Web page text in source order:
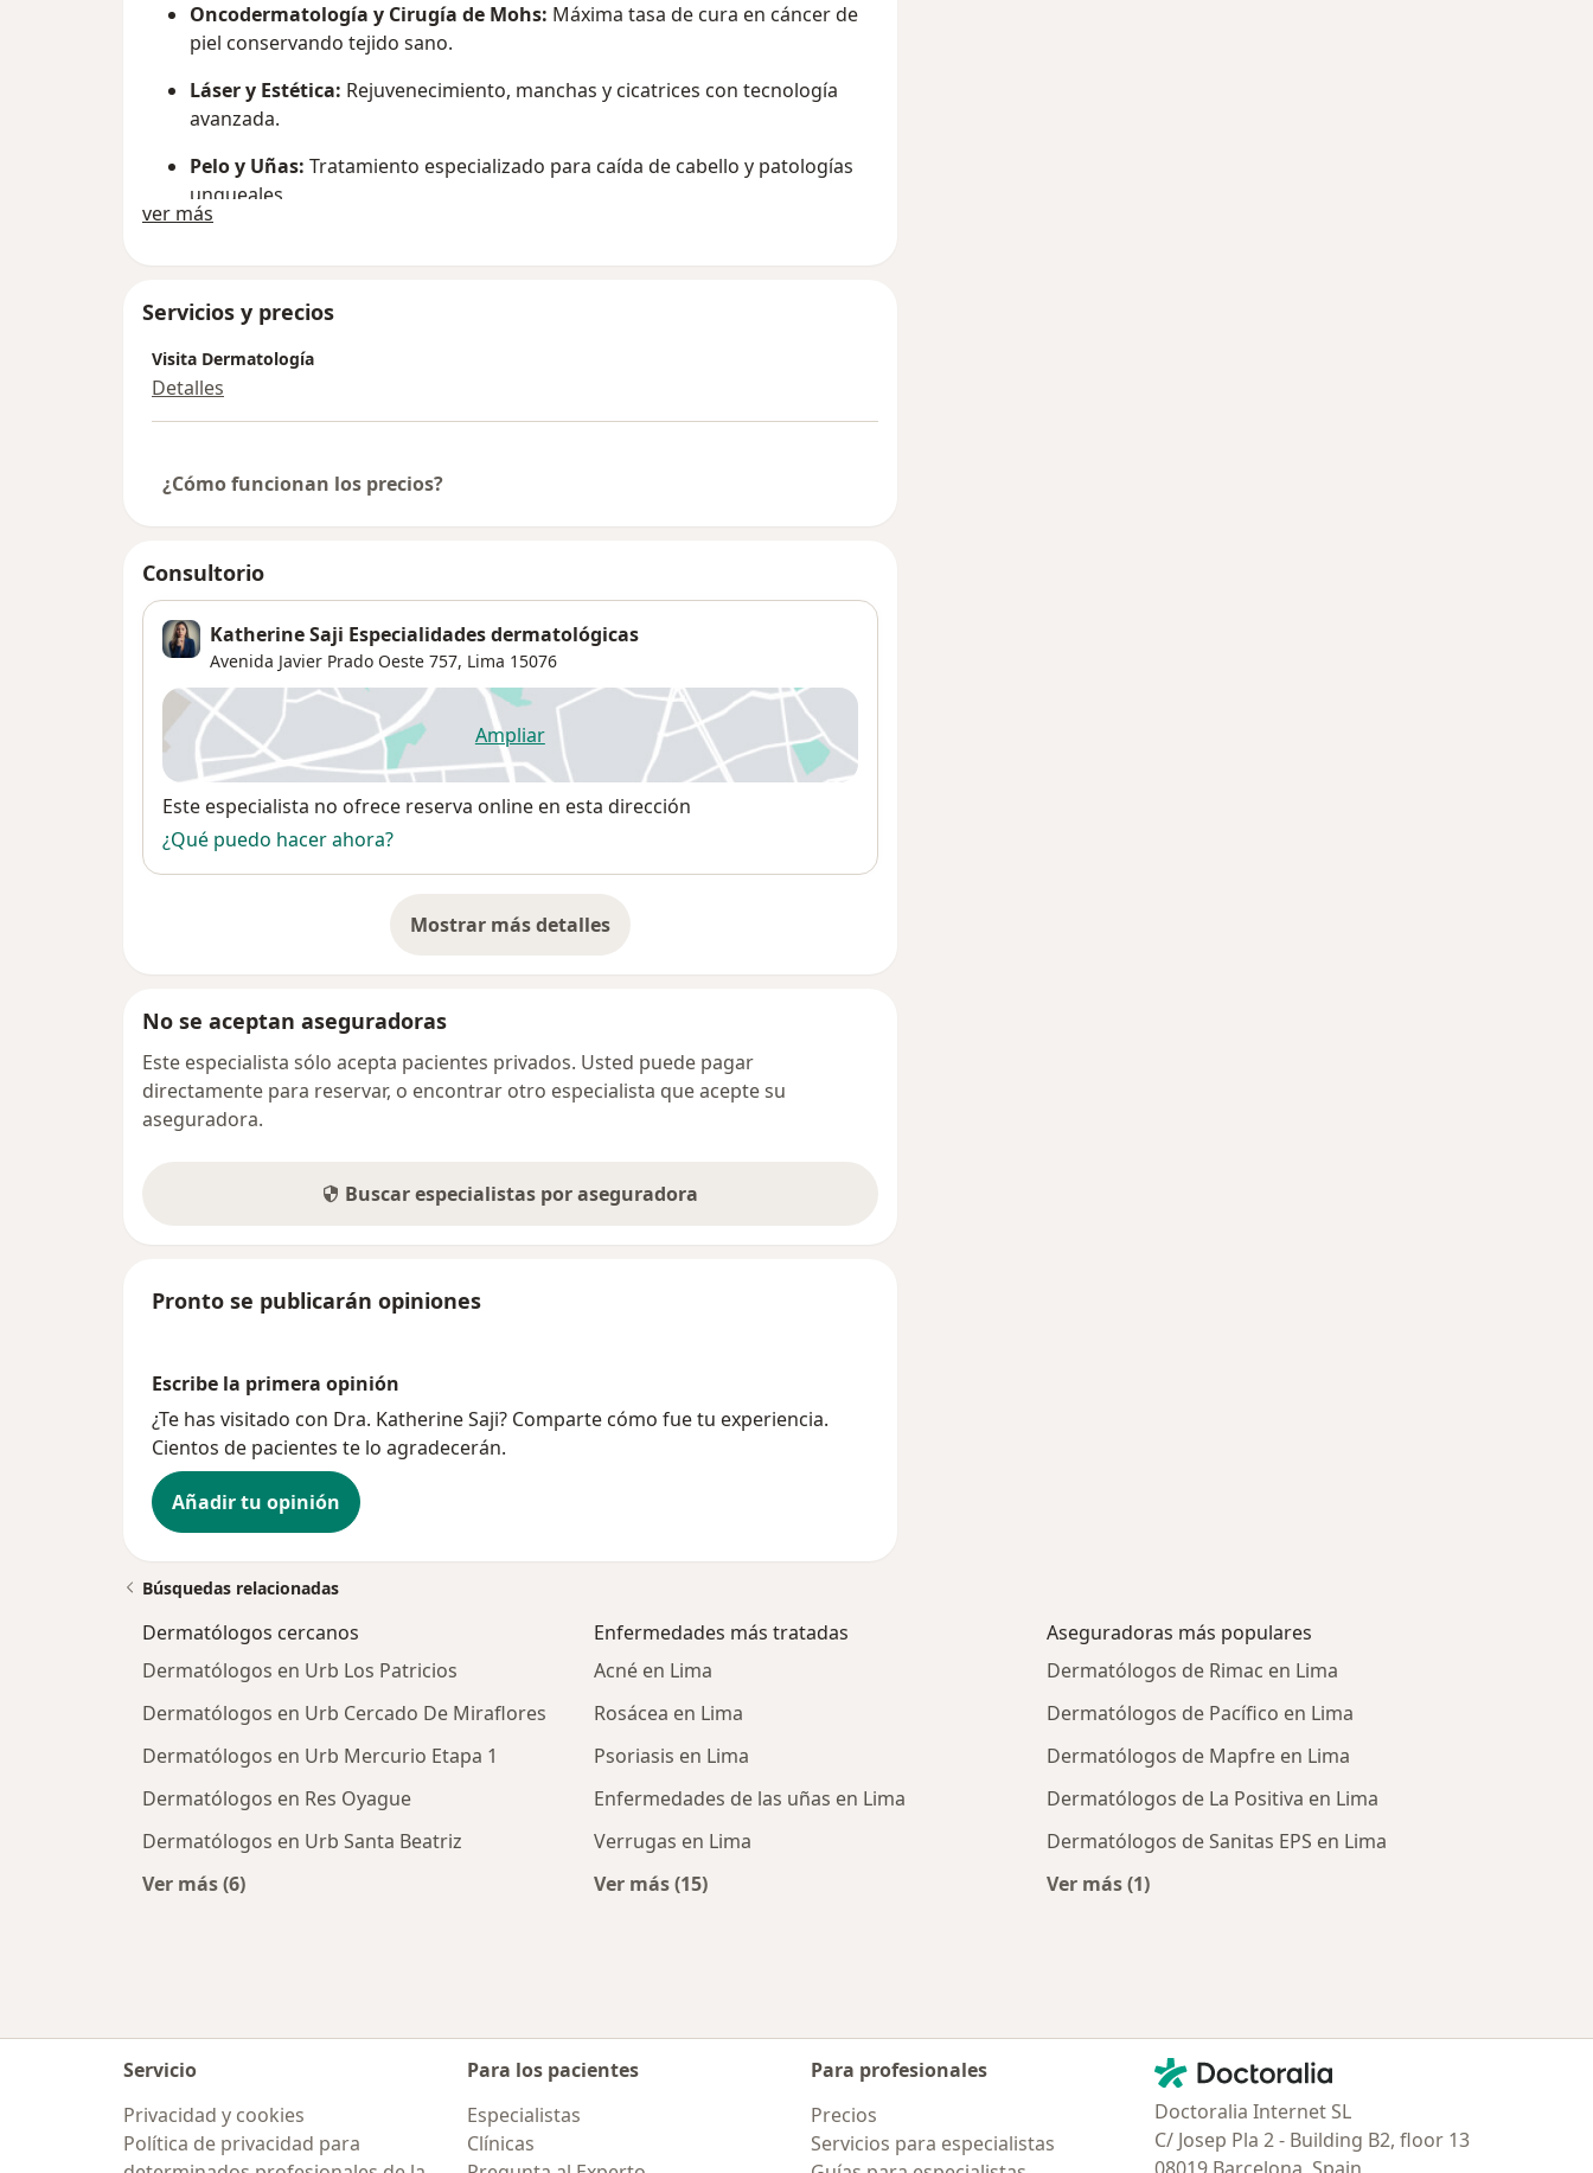
Oncodermatología y Cirugía de Mohs: Máxima tasa de cura en cáncer de
piel conservando tejido sano.
Láser y Estética: Rejuvenecimiento, manchas y cicatrices con tecnología
avanzada.
Pelo y Uñas: Tratamiento especializado para caída de cabello y patologías
ungueales
ver más
Servicios y precios
Visita Dermatología
Detalles
¿Cómo funcionan los precios?
Consultorio
Katherine Saji Especialidades dermatológicas
Avenida Javier Prado Oeste 757, Lima 15076
Ampliarse abre en una nueva pestaña
Disponibilidad
Este especialista no ofrece reserva online en esta dirección
¿Qué puedo hacer ahora?
Mostrar más detalles
sobre la dirección
No se aceptan aseguradoras
Este especialista sólo acepta pacientes privados. Usted puede pagar
directamente para reservar, o encontrar otro especialista que acepte su
aseguradora.
Buscar especialistas por aseguradora
Pronto se publicarán opiniones
Escribe la primera opinión
¿Te has visitado con Dra. Katherine Saji? Comparte cómo fue tu experiencia.
Cientos de pacientes te lo agradecerán.
Añadir tu opinión
Búsquedas relacionadas
Dermatólogos cercanos
Dermatólogos en Urb Los Patricios
Dermatólogos en Urb Cercado De Miraflores
Dermatólogos en Urb Mercurio Etapa 1
Dermatólogos en Res Oyague
Dermatólogos en Urb Santa Beatriz
Ver más (6)
Enfermedades más tratadas
Acné en Lima
Rosácea en Lima
Psoriasis en Lima
Enfermedades de las uñas en Lima
Verrugas en Lima
Ver más (15)
Aseguradoras más populares
Dermatólogos de Rimac en Lima
Dermatólogos de Pacífico en Lima
Dermatólogos de Mapfre en Lima
Dermatólogos de La Positiva en Lima
Dermatólogos de Sanitas EPS en Lima
Ver más (1)
Servicio
Privacidad y cookies
Política de privacidad para
Para los pacientes
Especialistas
Clínicas
Para profesionales
Precios
Servicios para especialistas
Contacto
Doctoralia - Página de inicio
Doctoralia Internet SL
C/ Josep Pla 2 - Building B2, floor 13